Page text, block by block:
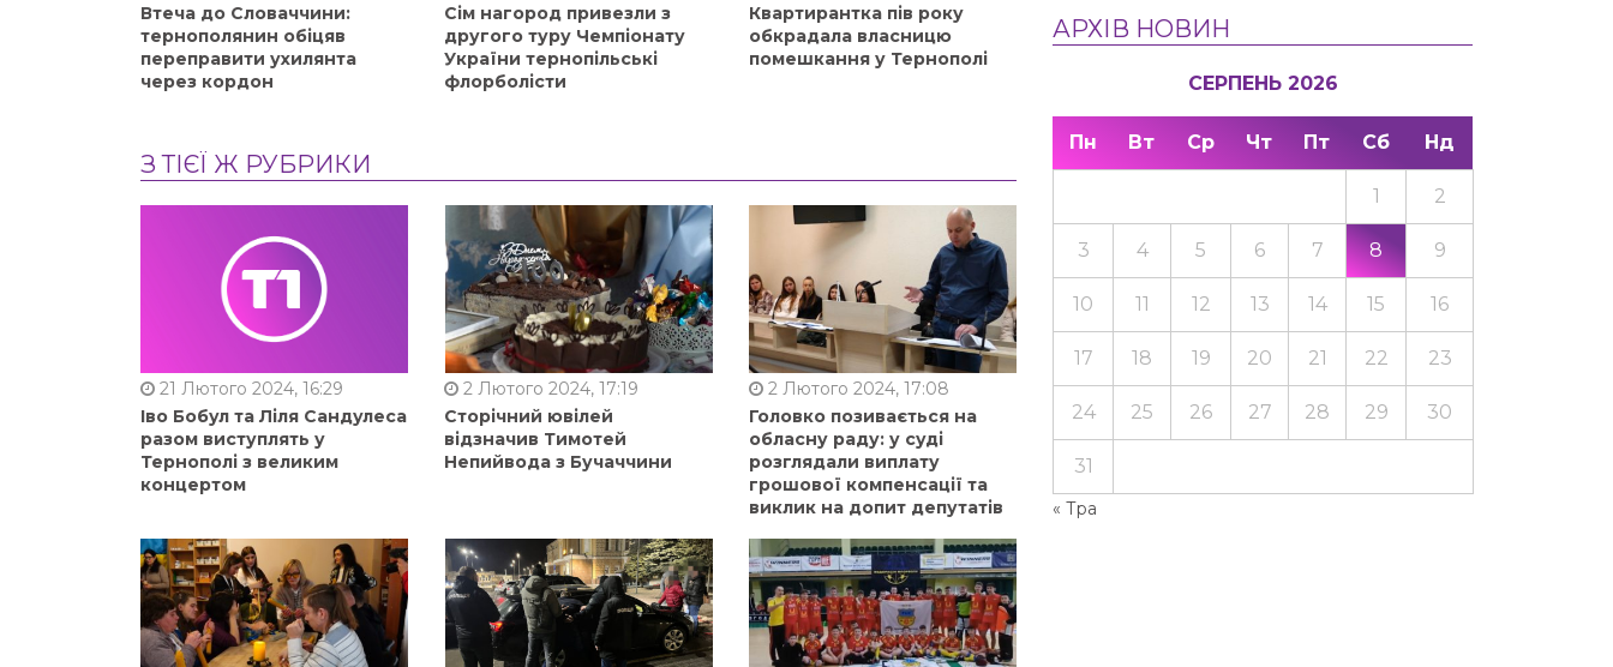
Втеча до Словаччини:
тернополянин обіцяв
переправити ухилянта
через кордон
Сім нагород привезли з
другого туру Чемпіонату
України тернопільські
флорболісти
Квартирантка пів року
обкрадала власницю
помешкання у Тернополі
З ТІЄЇ Ж РУБРИКИ
21 Лютого 2024, 16:29
Іво Бобул та Ліля Сандулеса
разом виступлять у
Тернополі з великим
концертом
2 Лютого 2024, 17:19
Сторічний ювілей
відзначив Тимотей
Непийвода з Бучаччини
2 Лютого 2024, 17:08
Головко позивається на
обласну раду: у суді
розглядали виплату
грошової компенсації та
виклик на допит депутатів
АРХІВ НОВИН
СЕРПЕНЬ 2026
Пн Вт Ср Чт Пт Сб Нд
« Тра
1 2
3 4 5 6 7 8 9
10 11 12 13 14 15 16
17 18 19 20 21 22 23
24 25 26 27 28 29 30
31